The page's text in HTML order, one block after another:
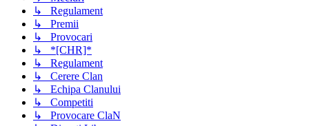
↳ Regulament
↳ Premii
↳ Provocari
↳ *[CHR]*
↳ Regulament
↳ Cerere Clan
↳ Echipa Clanului
↳ Competiti
↳ Provocare ClaN